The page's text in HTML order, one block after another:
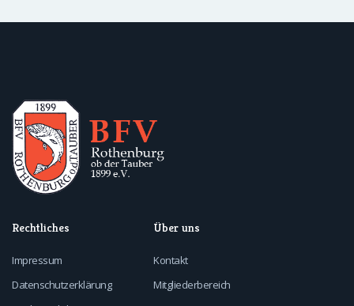
Rechtliches
Impressum
Datenschutzerklärung
Über uns
Kontakt
Mitgliederbereich